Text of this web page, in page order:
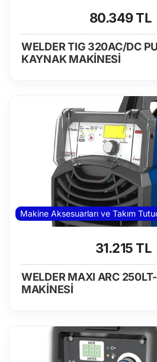
80.349 TL
WELDER TIG 320AC/DC
KAYNAK MAKİNESİ
Makine Aksesuarları ve Takım
31.215 TL
WELDER MAXI ARC
MAKİNESİ